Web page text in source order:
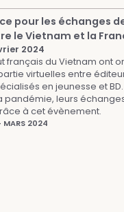
pour les échanges
le Vietnam et la
2024
français du Vietnam ont
virtuelles entre
en jeunesse et
pandémie, leurs
à cet évènement.
MARS 2024